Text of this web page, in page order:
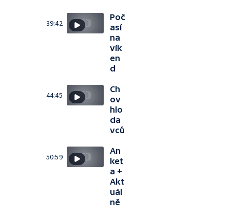
39:42
Poč
así
na
vík
en
d
44:45
Ch
ov
hlo
da
vců
50:59
An
ket
a +
Akt
uál
ně